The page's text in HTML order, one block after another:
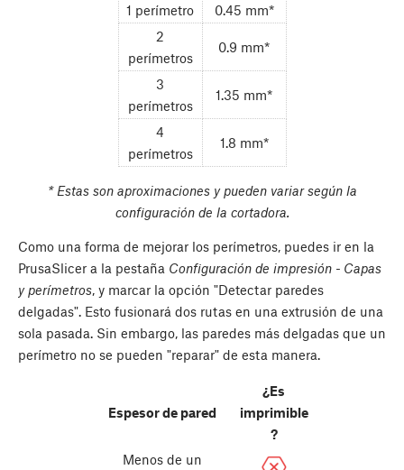
1 perímetro
0.45 mm*
2
perímetros
0.9 mm*
3
perímetros
1.35 mm*
4
perímetros
1.8 mm*
* Estas son aproximaciones y pueden variar según la
configuración de la cortadora.
Como una forma de mejorar los perímetros, puedes ir en la
PrusaSlicer a la pestaña Configuración de impresión - Capas
y perímetros, y marcar la opción "Detectar paredes
delgadas". Esto fusionará dos rutas en una extrusión de una
sola pasada. Sin embargo, las paredes más delgadas que un
perímetro no se pueden "reparar" de esta manera.
Espesor de pared
¿Es
imprimible
?
Menos de un